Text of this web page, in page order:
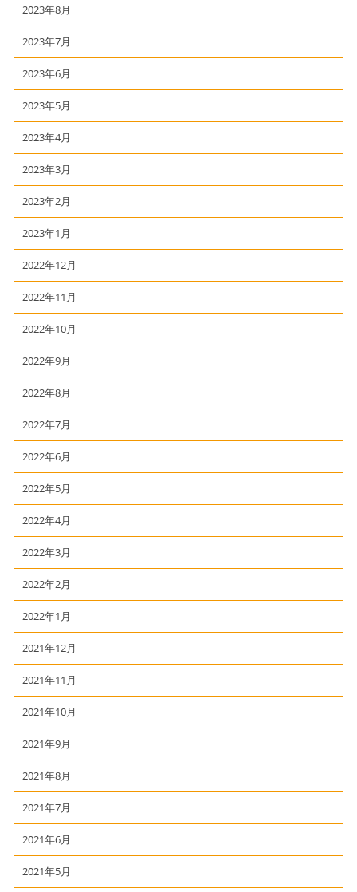
2023年8月
2023年7月
2023年6月
2023年5月
2023年4月
2023年3月
2023年2月
2023年1月
2022年12月
2022年11月
2022年10月
2022年9月
2022年8月
2022年7月
2022年6月
2022年5月
2022年4月
2022年3月
2022年2月
2022年1月
2021年12月
2021年11月
2021年10月
2021年9月
2021年8月
2021年7月
2021年6月
2021年5月